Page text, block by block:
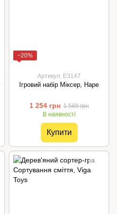
−20%
Артикул: E3147
Ігровий набір Міксер, Hape
1 254 грн 1 569 грн
В наявності
Купити